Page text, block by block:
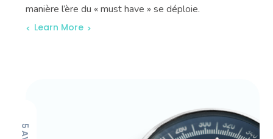
manière l’ère du « must have » se déploie.
Learn More